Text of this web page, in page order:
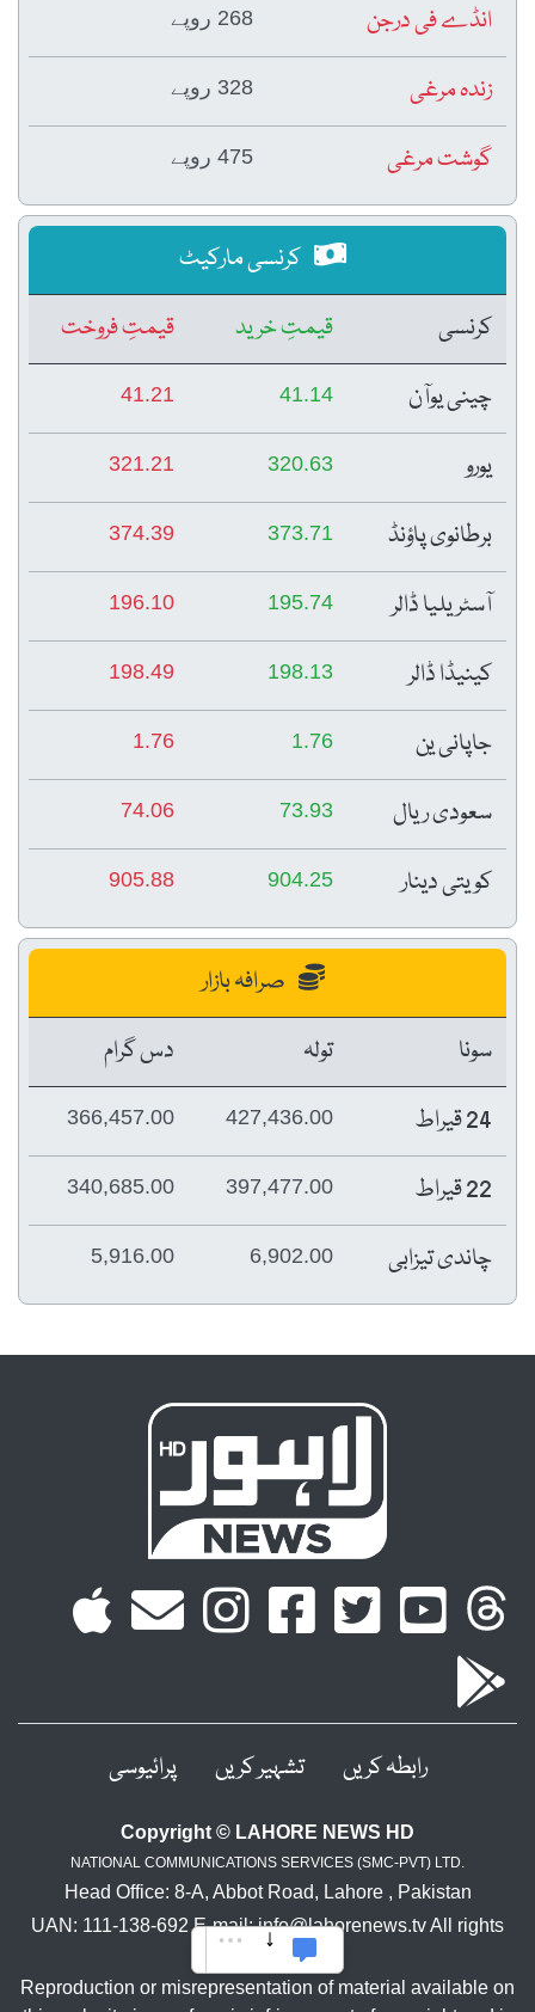
انڈے فی درجن
268 روپے
زندہ مرغی 328 روپے
گوشت مرغی 475 روپے
کرنسی مارکیٹ
کرنسی
قیمتِ خرید
قیمتِ فروخت
چینی یوآن
41.14
41.21
یورو 320.63
321.21
برطانوی پاؤنڈ 373.71
374.39
آسٹریلیا ڈالر 195.74
196.10
کینیڈا ڈالر 198.13
198.49
جاپانی ین 1.76
1.76
سعودی ریال 73.93
74.06
کویتی دینار 904.25
905.88
صرافہ بازار
سونا
تولہ
دس گرام
24 قیراط
427,436.00
366,457.00
22 قیراط 397,477.00
340,685.00
چاندی تیزابی 6,902.00
5,916.00
رابطہ کریں تشہیر کریں پرائیوسی
Copyright © LAHORE NEWS HD
NATIONAL COMMUNICATIONS SERVICES (SMC-PVT) LTD.
Head Office: 8-A, Abbot Road, Lahore , Pakistan
UAN: 111-138-692 E-mail: info@lahorenews.tv All rights
reserved.
Reproduction or misrepresentation of material available on